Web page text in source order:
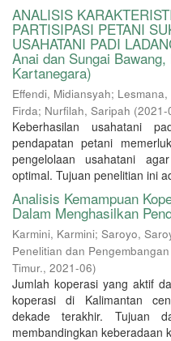
ANALISIS
PARTISIPASI PETANI
USAHATANI PADI
Anai dan Sungai
Kartanegara)
Effendi, Midiansyah; Lesmana,
Firda; Nurfilah, Saripah (2021-
Keberhasilan usahatani
pendapatan petani
pengelolaan usahatani
optimal. Tujuan penelitian ini
Analisis Kemampuan
Dalam Menghasilkan
Karmini, Karmini; Saroyo,
Penelitian dan
Timur., 2021-06)
Jumlah koperasi yang aktif
koperasi di Kalimantan
dekade terakhir. Tujuan
membandingkan keberadaan